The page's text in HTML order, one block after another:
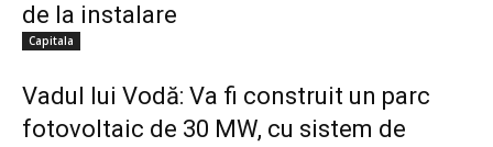
de la instalare
Capitala
Vadul lui Vodă: Va fi construit un parc
fotovoltaic de 30 MW, cu sistem de